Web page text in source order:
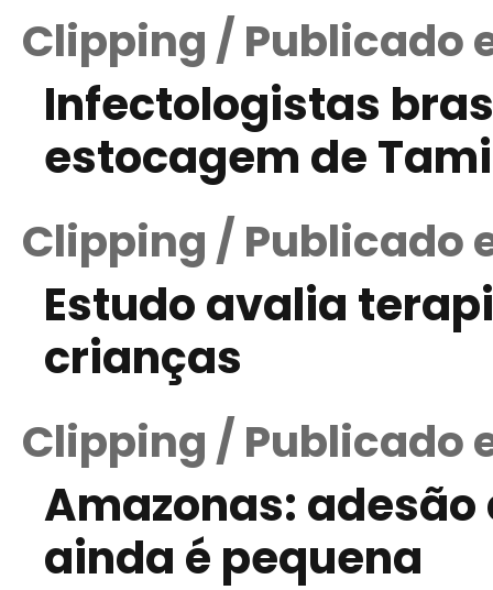
Clipping / Publicado
Infectologistas
estocagem de
Clipping / Publicado
Estudo avalia
crianças
Clipping / Publicado
Amazonas: adesão
ainda é pequena